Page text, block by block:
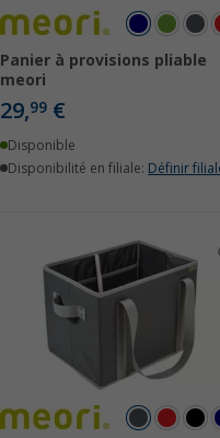
Panier à provisions pliable
meori
29,99€
Disponible
Disponibilité en filiale: Définir